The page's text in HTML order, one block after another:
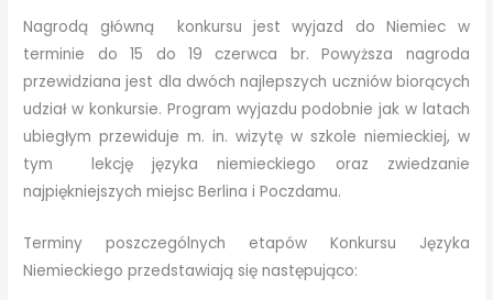
Nagrodą główną konkursu jest wyjazd do Niemiec w
terminie do 15 do 19 czerwca br. Powyższa nagroda
przewidziana jest dla dwóch najlepszych uczniów biorących
udział w konkursie. Program wyjazdu podobnie jak w latach
ubiegłym przewiduje m. in. wizytę w szkole niemieckiej, w
tym lekcję języka niemieckiego oraz zwiedzanie
najpiękniejszych miejsc Berlina i Poczdamu.
Terminy poszczególnych etapów Konkursu Języka
Niemieckiego przedstawiają się następująco: